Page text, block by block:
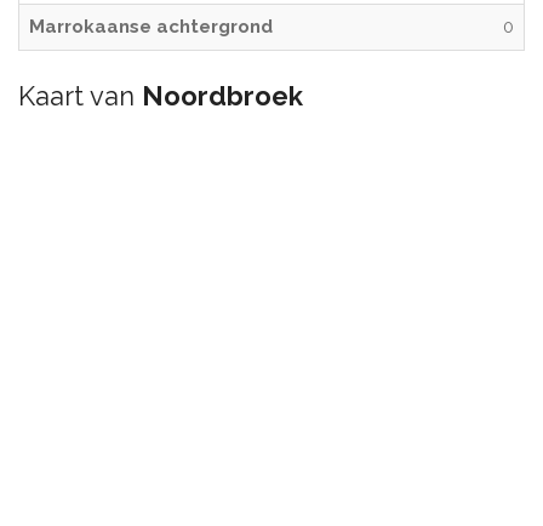
Marrokaanse achtergrond 0
Kaart van Noordbroek